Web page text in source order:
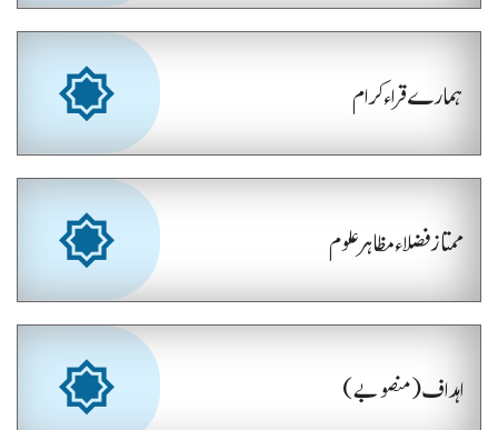
ہمارے قراء کرام
ممتاز فضلاء مظاہر علوم
اہداف (منصوبے)